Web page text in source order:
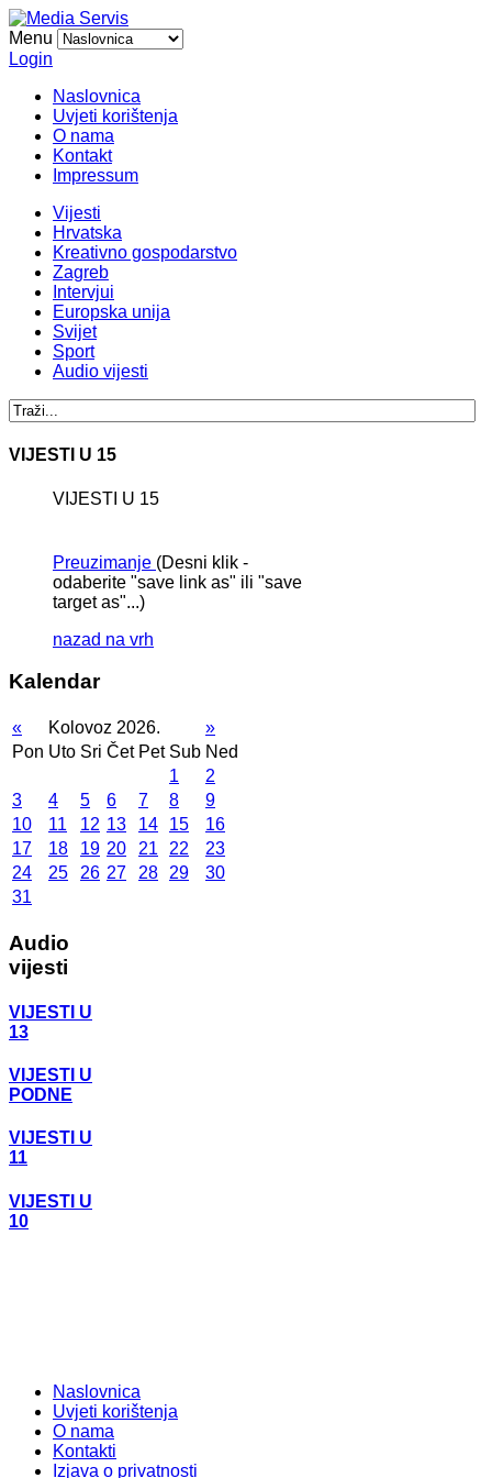
Menu
Login
Naslovnica
Uvjeti korištenja
O nama
Kontakt
Impressum
Vijesti
Hrvatska
Kreativno gospodarstvo
Zagreb
Intervjui
Europska unija
Svijet
Sport
Audio vijesti
VIJESTI U 15
VIJESTI U 15
Preuzimanje (Desni klik -
odaberite "save link as" ili "save
target as"...)
nazad na vrh
Kalendar
« Kolovoz 2026.
»
Pon Uto Sri Čet Pet Sub Ned
1
2
3
4 5 6 7 8
9
10
11 12 13 14 15
16
17
18 19 20 21 22
23
24
25 26 27 28 29
30
31
Audio
vijesti
VIJESTI U
13
VIJESTI U
PODNE
VIJESTI U
11
VIJESTI U
10
Naslovnica
Uvjeti korištenja
O nama
Kontakti
Izjava o privatnosti